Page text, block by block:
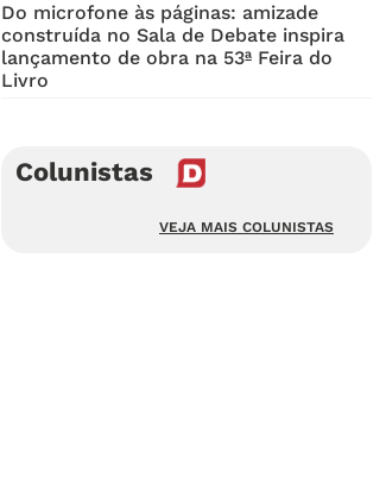
Do microfone às páginas: amizade
construída no Sala de Debate inspira
lançamento de obra na 53ª Feira do
Livro
Colunistas
VEJA MAIS COLUNISTAS